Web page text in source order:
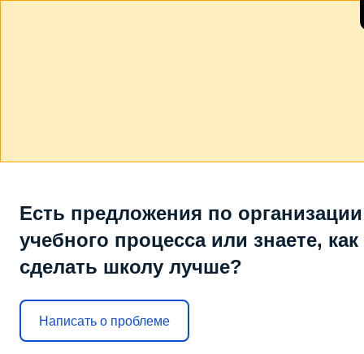
Есть предложения по организации
учебного процесса или знаете, как
сделать школу лучше?
Написать о проблеме